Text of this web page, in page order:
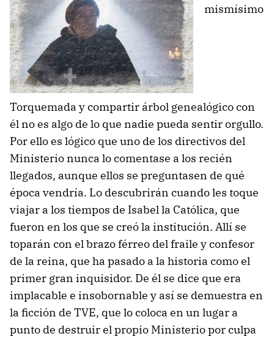
mismísimo
Torquemada y compartir árbol genealógico con
él no es algo de lo que nadie pueda sentir orgullo.
Por ello es lógico que uno de los directivos del
Ministerio nunca lo comentase a los recién
llegados, aunque ellos se preguntasen de qué
época vendría. Lo descubrirán cuando les toque
viajar a los tiempos de Isabel la Católica, que
fueron en los que se creó la institución. Allí se
toparán con el brazo férreo del fraile y confesor
de la reina, que ha pasado a la historia como el
primer gran inquisidor. De él se dice que era
implacable e insobornable y así se demuestra en
la ficción de TVE, que lo coloca en un lugar a
punto de destruir el propio Ministerio por culpa